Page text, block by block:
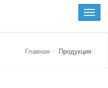
Toggle
Главная Продукция